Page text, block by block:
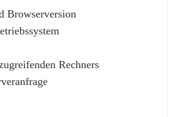
Browserversion
Rechners